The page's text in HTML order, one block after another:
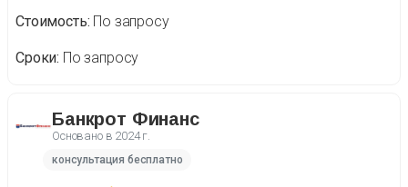
Стоимость По запросу
Сроки По запросу
Банкрот Финанс
Основано в 2024 г.
консультация бесплатно